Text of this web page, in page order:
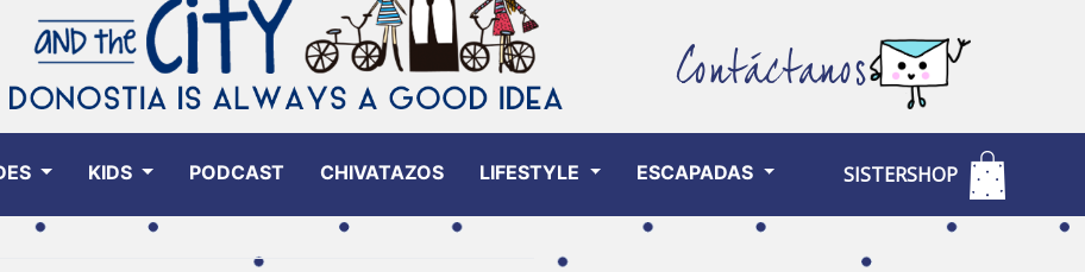
Contáctanos
KIDS PODCAST CHIVATAZOS LIFESTYLE ESCAPADAS SISTERSHOP